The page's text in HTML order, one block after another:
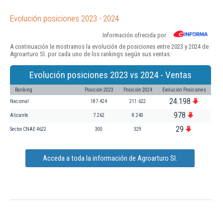
Evolución posiciones 2023 - 2024
Información ofrecida por
A continuación le mostramos la evolución de posiciones entre 2023 y 2024 de
Agroarturo Sl. por cada uno de los rankings según sus ventas:
Evolución posiciones 2023 vs 2024 - Ventas
Ranking Posición 2023 Posición 2024 Evolución Posiciones
Nacional 187.424 211.622 24.198
Alicante 7.262 8.240 978
Sector CNAE 4622 300 329 29
Acceda a toda la información de Agroarturo Sl.